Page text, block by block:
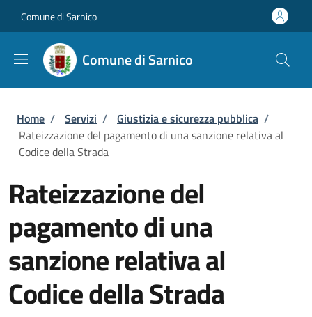
Comune di Sarnico
Comune di Sarnico
Briciole di pane
Home / Servizi / Giustizia e sicurezza pubblica /
Rateizzazione del pagamento di una sanzione relativa al
Codice della Strada
Rateizzazione del
pagamento di una
sanzione relativa al
Codice della Strada